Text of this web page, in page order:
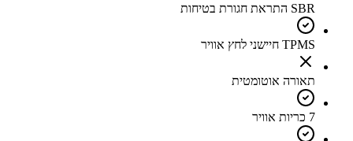
SBR התראת חגורת בטיחות
TPMS חיישני לחץ אוויר
תאורה אוטומטית
7 כריות אוויר